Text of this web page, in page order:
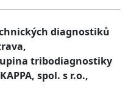
diagnostiků
tribodiagnostiky
spol. s r.o.,